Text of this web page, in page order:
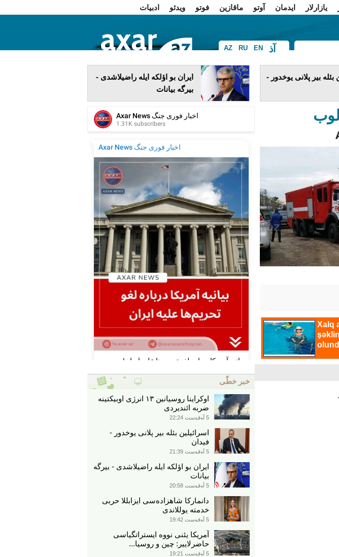
یازارلار ایدمان آوتو ماقازین فوتو ویدئو
ادبیات
AZ RU EN آذ
فا
بئله بیر پلانی یوخدور -
ایران بو اؤلکه ایله راضیلاشدی -
بیرگه بیانات
خبر خطّی
اوکراینا روسیانین ۱۳ انرژی اوبیکتینه
ضربه ائندیردی
5 آوقوست 22:24
اسرائیلین بئله بیر پلانی یوخدور -
فیدان
5 آوقوست 21:39
ایران بو اؤلکه ایله راضیلاشدی - بیرگه
بیانات
5 آوقوست 20:58
دانمارکا شاهزاده‌سی ایزابللا حربی
خدمته یوللاندی
5 آوقوست 19:42
آمریکا یئنی نووه ایستراتگیاسی
حاضرلاییر: چین و روسیا...
5 آوقوست 19:21